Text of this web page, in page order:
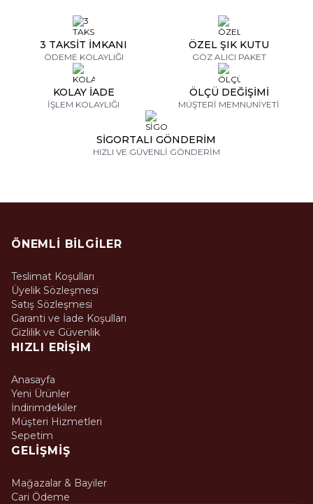
3 TAKSİT İMKANI
ÖDEME KOLAYLIĞI
ÖZEL ŞIK KUTU
GÖZ ALICI PAKET
KOLAY İADE
İŞLEM KOLAYLIĞI
ÖLÇÜ DEĞİŞİMİ
MÜŞTERİ MEMNUNİYETİ
SİGORTALI GÖNDERİM
HIZLI VE GÜVENLİ GÖNDERİM
ÖNEMLI BILGILER
Teslimat Koşulları
Üyelik Sözleşmesi
Satış Sözleşmesi
Garanti ve İade Koşulları
Gizlilik ve Güvenlik
HIZLI ERIŞIM
Anasayfa
Yeni Ürünler
İndirimdekiler
Müşteri Hizmetleri
Sepetim
GELIŞMIŞ
Mağazalar & Bayiler
Cari Ödeme